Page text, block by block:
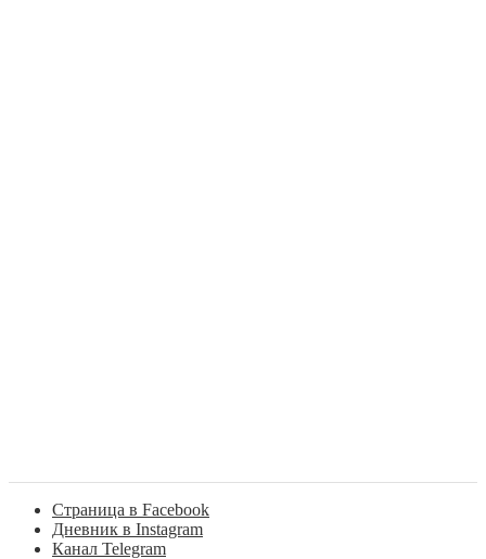
Страница в Facebook
Дневник в Instagram
Канал Telegram